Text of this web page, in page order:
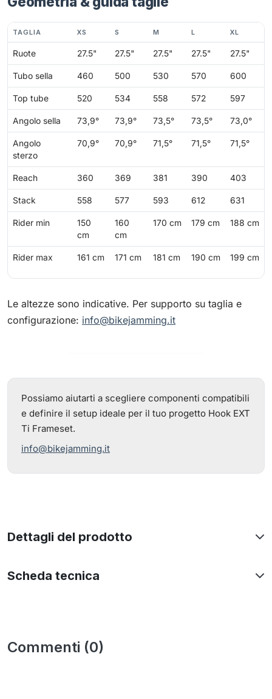
TAGLIA XS S M L XL
Ruote 27.5" 27.5" 27.5" 27.5" 27.5"
Tubo sella 460 500 530 570 600
Top tube 520 534 558 572 597
Angolo sella 73,9° 73,9° 73,5° 73,5° 73,0°
Angolo
sterzo
70,9° 70,9° 71,5° 71,5° 71,5°
Reach 360 369 381 390 403
Stack 558 577 593 612 631
Rider min
150
cm
160
cm
170 cm 179 cm 188 cm
Rider max 161 cm 171 cm 181 cm 190 cm 199 cm
Le altezze sono indicative. Per supporto su taglia e
configurazione: info@bikejamming.it
Possiamo aiutarti a scegliere componenti compatibili
e definire il setup ideale per il tuo progetto Hook EXT
Ti Frameset.
info@bikejamming.it
Dettagli del prodotto
Scheda tecnica
Commenti (0)